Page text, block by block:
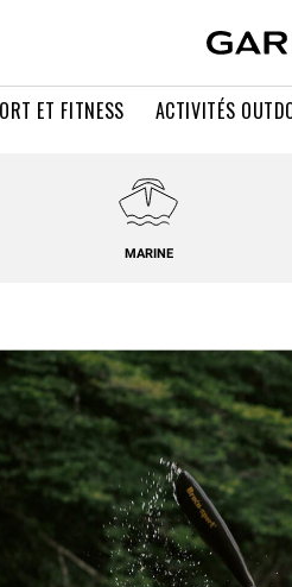
ET FITNESS ACTIVITÉS
MARINE